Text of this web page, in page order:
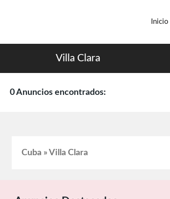
Inicio
Villa Clara
0 Anuncios encontrados:
Cuba » Villa Clara